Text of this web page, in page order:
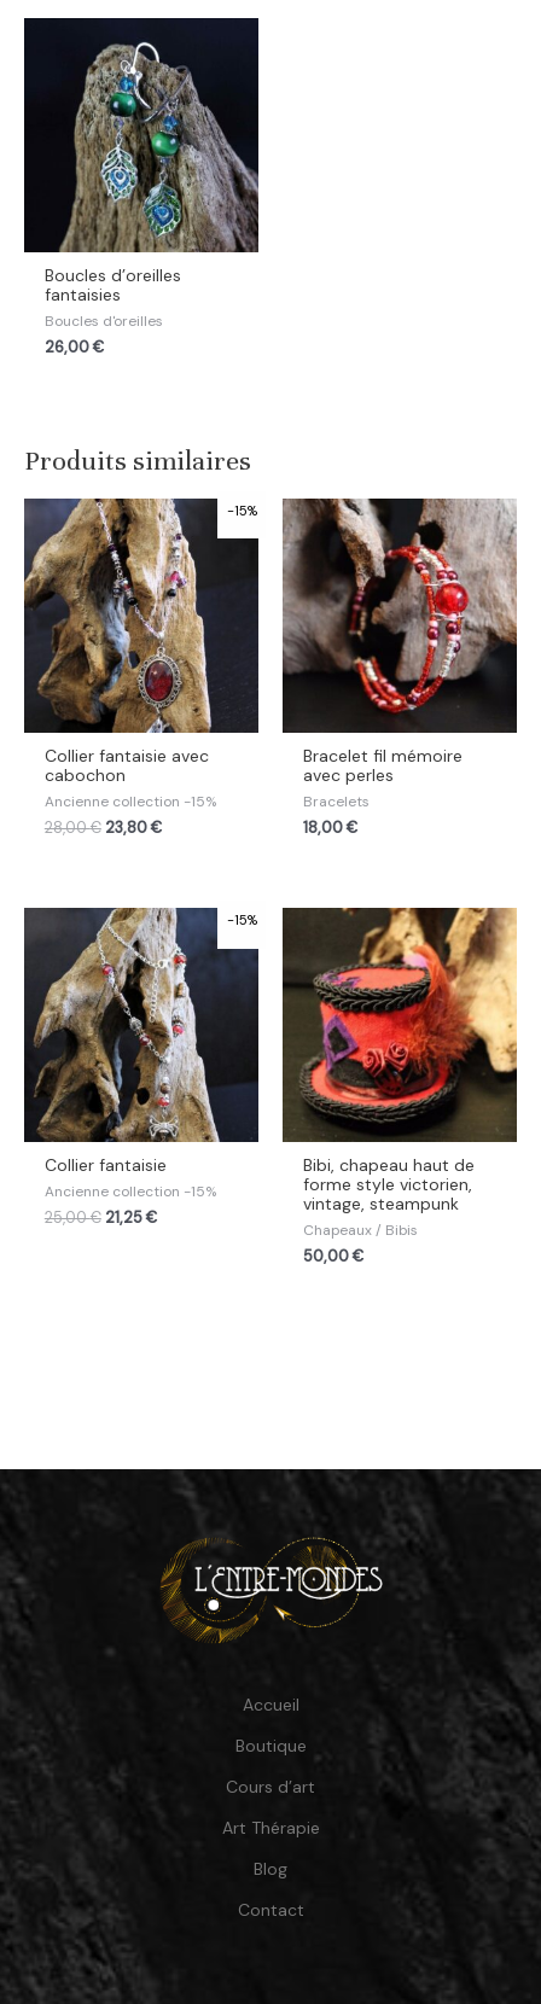
Boucles d’oreilles
fantaisies
Boucles d'oreilles
26,00€
Produits similaires
-15%
Collier fantaisie avec
cabochon
Ancienne collection -15%
28,00€ 23,80€
Bracelet fil mémoire
avec perles
Bracelets
18,00€
-15%
Collier fantaisie
Ancienne collection -15%
25,00€ 21,25€
Bibi, chapeau haut de
forme style victorien,
vintage, steampunk
Chapeaux / Bibis
50,00€
Accueil
Boutique
Cours d’art
Art Thérapie
Blog
Contact